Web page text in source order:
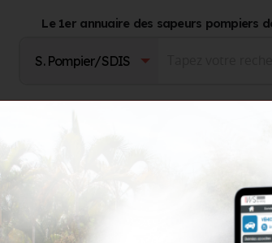
Le 1er annuaire des sapeurs pompiers
d'achats et référencements UGAP -